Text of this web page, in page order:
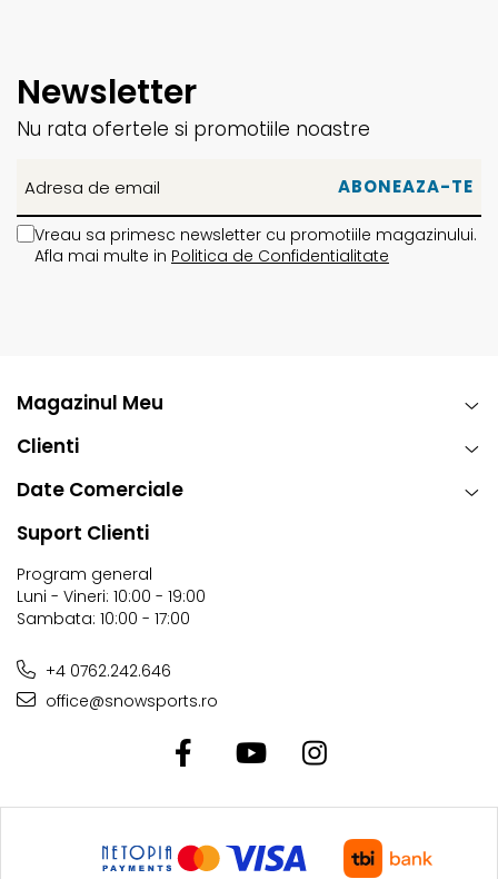
Newsletter
Nu rata ofertele si promotiile noastre
Vreau sa primesc newsletter cu promotiile magazinului.
Afla mai multe in Politica de Confidentialitate
Magazinul Meu
Clienti
Date Comerciale
Suport Clienti
Program general
Luni - Vineri: 10:00 - 19:00
Sambata: 10:00 - 17:00
+4 0762.242.646
office@snowsports.ro